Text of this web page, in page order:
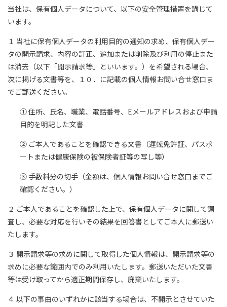
当社は、保有個人データについて、以下の安全管理措置を講じて
います。
１ 当社に保有個人データの利用目的の通知の求め、保有個人デー
タの開示請求、内容の訂正、追加または削除及び利用の停止また
は消去（以下「開示請求等」といいます。）を希望される場合、
次に掲げる文書等を、１０．に記載の個人情報お問い合せ窓口ま
でご郵送ください。
① 住所、氏名、職業、電話番号、Eメールアドレスおよび申請
目的を明記した文書
② ご本人であることを確認できる文書（運転免許証、パスポ
ートまたは健康保険の被保険者証等の写し等）
③ 手数料分の切手（金額は、個人情報お問い合せ窓口までご
確認ください。）
２ ご本人であることを確認した上で、保有個人データに関して調
査し、必要な対応を行いその結果を回答書としてご本人に郵送い
たします。
３ 開示請求等の求めに関して取得した個人情報は、開示請求等の
求めに必要な範囲内でのみ利用いたします。郵送いただいた文書
等は受け取ってから適正期間保存し、廃棄いたします。
４ 以下の事由のいずれかに該当する場合は、不開示とさせていた